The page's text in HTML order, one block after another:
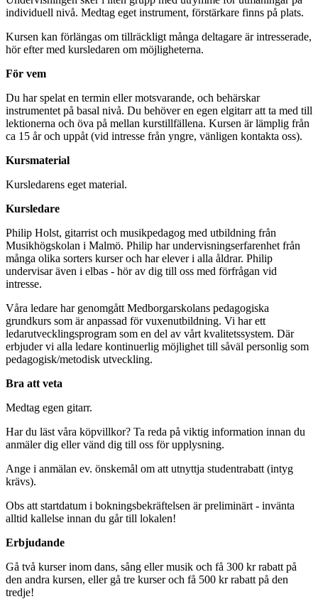
individuell nivå. Medtag eget instrument, förstärkare finns på plats.
Kursen kan förlängas om tillräckligt många deltagare är intresserade,
hör efter med kursledaren om möjligheterna.
För vem
Du har spelat en termin eller motsvarande, och behärskar
instrumentet på basal nivå. Du behöver en egen elgitarr att ta med till
lektionerna och öva på mellan kurstillfällena. Kursen är lämplig från
ca 15 år och uppåt (vid intresse från yngre, vänligen kontakta oss).
Kursmaterial
Kursledarens eget material.
Kursledare
Philip Holst, gitarrist och musikpedagog med utbildning från
Musikhögskolan i Malmö. Philip har undervisningserfarenhet från
många olika sorters kurser och har elever i alla åldrar. Philip
undervisar även i elbas - hör av dig till oss med förfrågan vid
intresse.
Våra ledare har genomgått Medborgarskolans pedagogiska
grundkurs som är anpassad för vuxenutbildning. Vi har ett
ledarutvecklingsprogram som en del av vårt kvalitetssystem. Där
erbjuder vi alla ledare kontinuerlig möjlighet till såväl personlig som
pedagogisk/metodisk utveckling.
Bra att veta
Medtag egen gitarr.
Har du läst våra köpvillkor? Ta reda på viktig information innan du
anmäler dig eller vänd dig till oss för upplysning.
Ange i anmälan ev. önskemål om att utnyttja studentrabatt (intyg
krävs).
Obs att startdatum i bokningsbekräftelsen är preliminärt - invänta
alltid kallelse innan du går till lokalen!
Erbjudande
Gå två kurser inom dans, sång eller musik och få 300 kr rabatt på
den andra kursen, eller gå tre kurser och få 500 kr rabatt på den
tredje!